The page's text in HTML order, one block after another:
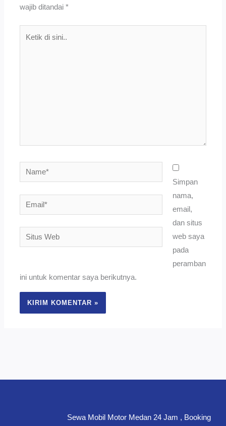
wajib ditandai*
Name*
Email*
Situs
Web
Simpan
nama,
email,
dan situs
web saya
pada
peramban
ini untuk komentar saya berikutnya.
Sewa Mobil Motor Medan 24 Jam , Booking